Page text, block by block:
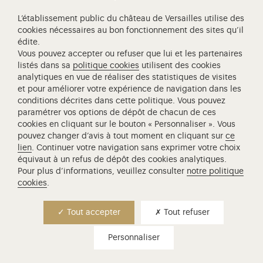
Visite famille - à partir de 5 ans
visite famille - petites
histoires estivales
Petites histoires, secrets bien gardés, anecdotes
surprenantes, venez découvrir lors de cette
promenade au hameau de la Reine la vie
quotidienne de la Cour, à l'heure estivale. Une
incursion en famille dans la vie fourmillante du
domaine de…
Lire la suite
L’établissement public du château de Versailles utilise des
cookies nécessaires au bon fonctionnement des sites qu’il
édite.
Vous pouvez accepter ou refuser que lui et les partenaires
listés dans sa politique cookies utilisent des cookies
analytiques en vue de réaliser des statistiques de visites
et pour améliorer votre expérience de navigation dans les
conditions décrites dans cette politique. Vous pouvez
paramétrer vos options de dépôt de chacun de ces
cookies en cliquant sur le bouton « Personnaliser ». Vous
pouvez changer d’avis à tout moment en cliquant surce
lien. Continuer votre navigation sans exprimer votre choix
équivaut à un refus de dépôt des cookies analytiques.
Pour plus d’informations, veuillez consulter notre politique
cookies.
Tout accepter Tout refuser
Personnaliser